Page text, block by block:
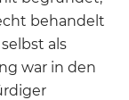
behandelt
selbst als
war in den